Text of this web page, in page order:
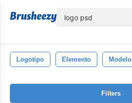
Logotipo Elemento Modelo
Filters